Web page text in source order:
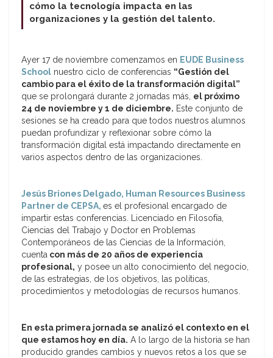
cómo la tecnología impacta en las
organizaciones y la gestión del talento.
Ayer 17 de noviembre comenzamos en EUDE Business
School nuestro ciclo de conferencias “Gestión del
cambio para el éxito de la transformación digital”
que se prolongará durante 2 jornadas más, el próximo
24 de noviembre y 1 de diciembre. Este conjunto de
sesiones se ha creado para que todos nuestros alumnos
puedan profundizar y reflexionar sobre cómo la
transformación digital está impactando directamente en
varios aspectos dentro de las organizaciones.
Jesús Briones Delgado, Human Resources Business
Partner de CEPSA, es el profesional encargado de
impartir estas conferencias. Licenciado en Filosofía,
Ciencias del Trabajo y Doctor en Problemas
Contemporáneos de las Ciencias de la Información,
cuenta con más de 20 años de experiencia
profesional, y posee un alto conocimiento del negocio,
de las estrategias, de los objetivos, las políticas,
procedimientos y metodologías de recursos humanos.
En esta primera jornada se analizó el contexto en el
que estamos hoy en día. A lo largo de la historia se han
producido grandes cambios y nuevos retos a los que se